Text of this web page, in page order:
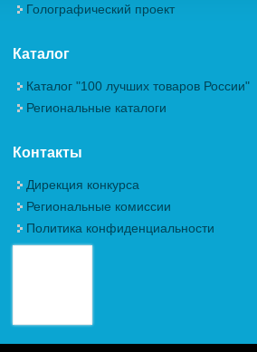
Голографический проект
Каталог
Каталог "100 лучших товаров России"
Региональные каталоги
Контакты
Дирекция конкурса
Региональные комиссии
Политика конфиденциальности